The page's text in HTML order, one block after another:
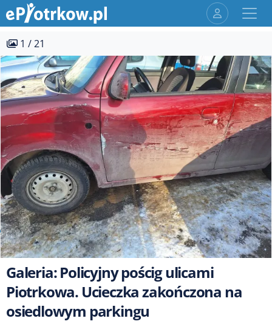
1 / 21
Galeria: Policyjny pościg ulicami
Piotrkowa. Ucieczka zakończona na
osiedlowym parkingu